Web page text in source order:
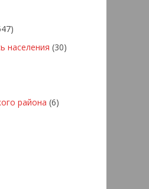
населения (30)
района (6)